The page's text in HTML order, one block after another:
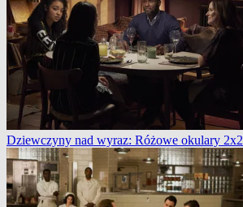
Dziewczyny nad wyraz: Różowe okulary 2x2